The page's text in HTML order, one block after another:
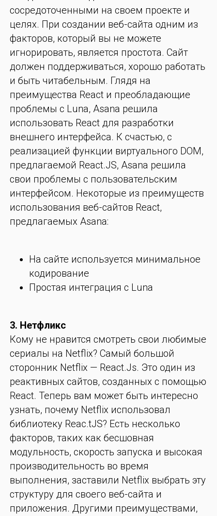
сосредоточенными на своем проекте и
целях. При создании веб-сайта одним из
факторов, который вы не можете
игнорировать, является простота. Сайт
должен поддерживаться, хорошо работать
и быть читабельным. Глядя на
преимущества React и преобладающие
проблемы с Luna, Asana решила
использовать React для разработки
внешнего интерфейса. К счастью, с
реализацией функции виртуального DOM,
предлагаемой React.JS, Asana решила
свои проблемы с пользовательским
интерфейсом. Некоторые из преимуществ
использования веб-сайтов React,
предлагаемых Asana:
На сайте используется минимальное
кодирование
Простая интеграция с Luna
3. Нетфликс
Кому не нравится смотреть свои любимые
сериалы на Netflix? Самый большой
сторонник Netflix — React.Js. Это один из
реактивных сайтов, созданных с помощью
React. Теперь вам может быть интересно
узнать, почему Netflix использовал
библиотеку Reac.tJS? Есть несколько
факторов, таких как бесшовная
модульность, скорость запуска и высокая
производительность во время
выполнения, заставили Netflix выбрать эту
структуру для своего веб-сайта и
приложения. Другими преимуществами,